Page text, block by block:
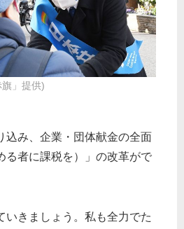
」提供)
込み、企業・団体献金の全面
る者に課税を）」の改革がで
きましょう。私も全力でた